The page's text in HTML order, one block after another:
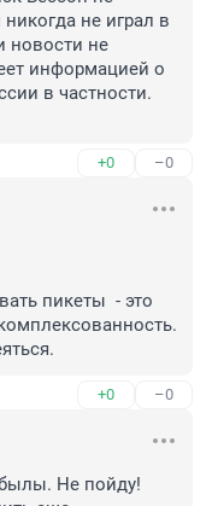
не играл в
новости не
информацией о
в частности.
+0 –0
пикеты  - это
+0 –0
Не пойду!